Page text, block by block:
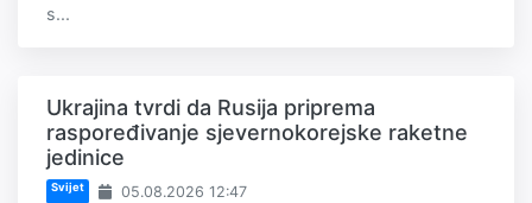
s...
Ukrajina tvrdi da Rusija priprema
raspoređivanje sjevernokorejske raketne
jedinice
Svijet 05.08.2026 12:47